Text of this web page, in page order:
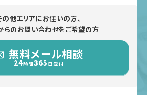
の他エリアにお住いの方、
らのお問い合わせをご希望の方
無料メール相談
24時間365 日受付